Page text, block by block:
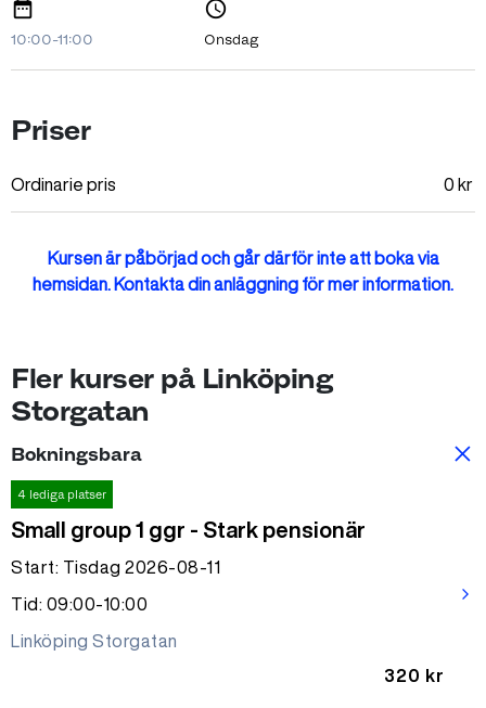
10:00-11:00 Onsdag
Priser
Ordinarie pris 0 kr
Kursen är påbörjad och går därför inte att boka via
hemsidan. Kontakta din anläggning för mer information.
Fler kurser på Linköping
Storgatan
Bokningsbara
4 lediga platser
Small group 1 ggr - Stark pensionär
Start: Tisdag 2026-08-11
Tid: 09:00-10:00
Linköping Storgatan
320 kr
arrow_forward_ios